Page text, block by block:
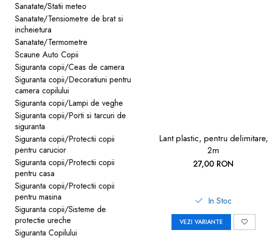
Sanatate/Statii meteo
Sanatate/Tensiometre de brat si
incheietura
Sanatate/Termometre
Scaune Auto Copii
Siguranta copii/Ceas de camera
Siguranta copii/Decoratiuni pentru
camera copilului
Siguranta copii/Lampi de veghe
Siguranta copii/Porti si tarcuri de
siguranta
Siguranta copii/Protectii copii
pentru carucior
Siguranta copii/Protectii copii
pentru casa
Siguranta copii/Protectii copii
pentru masina
Siguranta copii/Sisteme de
protectie ureche
Siguranta Copilului
Lant plastic, pentru delimitare,
2m
27,00 RON
In Stoc
VEZI VARIANTE